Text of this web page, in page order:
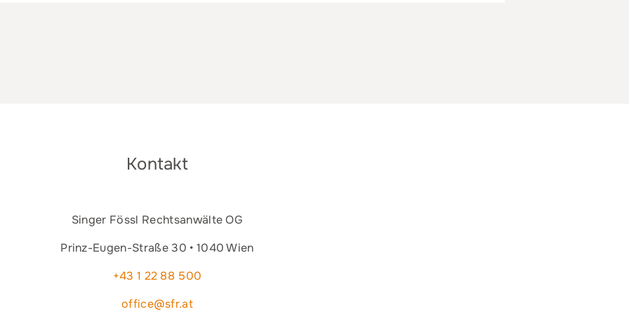
Kontakt
Singer Fössl Rechtsanwälte OG
Prinz-Eugen-Straße 30 • 1040 Wien
+43 1 22 88 500
office@sfr.at